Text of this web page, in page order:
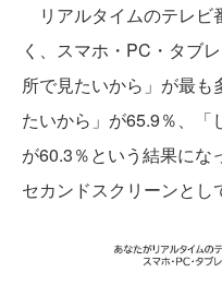
リアルタイムのテレビ
く、スマホ・PC・タブ
所で見たいから」が最
たいから」が65.9％、「
が60.3％という結果にな
セカンドスクリーンとし